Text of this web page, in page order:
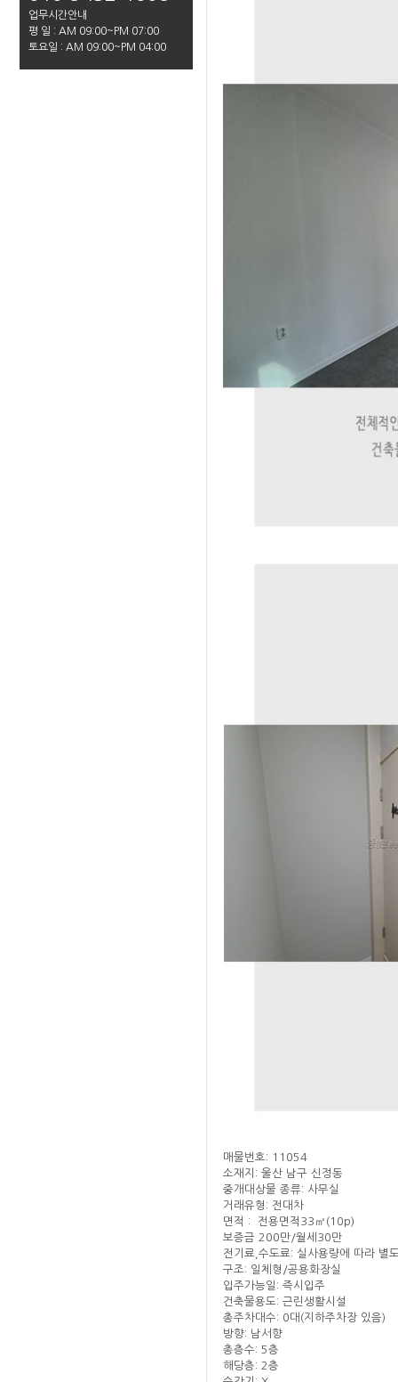
업무시간안내
평 일 : AM 09:00~PM 07:00
토요일 : AM 09:00~PM 04:00
매물번호: 11054
소재지: 울산 남구 신정동
중개대상물 종류: 사무실
거래유형: 전대차
면적 : 전용면적33㎡(10p)
보증금 200만/월세30만
전기료,수도료: 실사용량에 따라 별
구조: 일체형/공용화장실
입주가능일: 즉시입주
건축물용도: 근린생활시설
총주차대수: 0대(지하주차장 있음)
방향: 남서향
총층수: 5층
해당층: 2층